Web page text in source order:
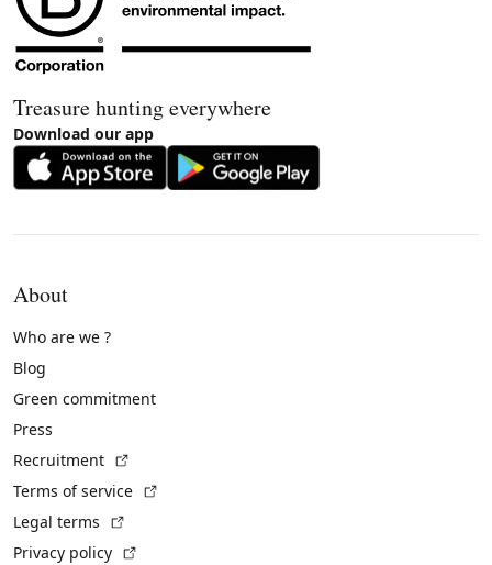
Treasure hunting everywhere
Download our app
About
Who are we ?
Blog
Green commitment
Press
Recruitment
Terms of service
Legal terms
Privacy policy